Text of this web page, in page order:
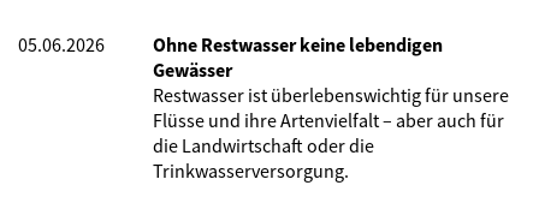
05.06.2026
Ohne Restwasser keine lebendigen
Gewässer
Restwasser ist überlebenswichtig für unsere
Flüsse und ihre Artenvielfalt – aber auch für
die Landwirtschaft oder die
Trinkwasserversorgung.